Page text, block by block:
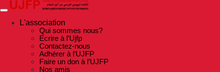
Skip
to
contentL'association
Qui sommes nous?
Ecrire à l’Ujfp
Contactez-nous
Adhérer à l’UJFP
Faire un don à l’UJFP
Nos amis